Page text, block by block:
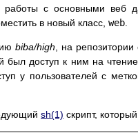
работы с основными веб
в новый класс, web
biba/high , на
был доступ к ним на
у пользователей с
sh(1) скрипт,